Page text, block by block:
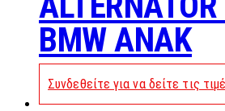
BMW ANAK
Συνδεθείτε για να δείτε τις